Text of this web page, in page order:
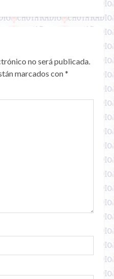
no será publicada.
marcados con*